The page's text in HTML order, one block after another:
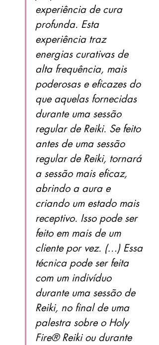
experiência de cura
profunda. Esta
experiência traz
energias curativas de
alta frequência, mais
poderosas e eficazes do
que aquelas fornecidas
durante uma sessão
regular de Reiki. Se feito
antes de uma sessão
regular de Reiki, tornará
a sessão mais eficaz,
abrindo a aura e
criando um estado mais
receptivo. Isso pode ser
feito em mais de um
cliente por vez. (…) Essa
técnica pode ser feita
com um indivíduo
durante uma sessão de
Reiki, no final de uma
palestra sobre o Holy
Fire® Reiki ou durante